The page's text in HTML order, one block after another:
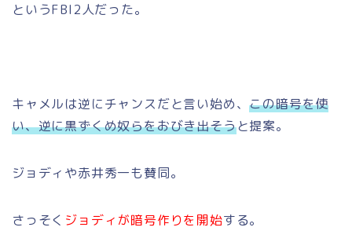
というFBI2人だった。
キャメルは逆にチャンスだと言い始め、この暗号を使
い、逆に黒ずくめ奴らをおびき出そうと提案。
ジョディや赤井秀一も賛同。
さっそく ジョディが暗号作りを開始する。